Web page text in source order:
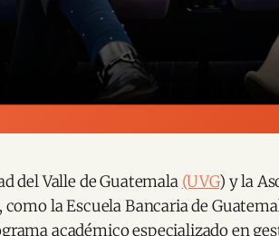
del Valle de Guatemala (UVG) y la
como la Escuela Bancaria de
académico especializado en